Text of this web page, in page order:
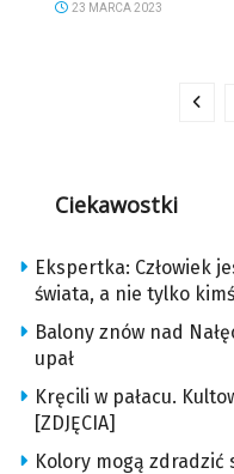
23 MARCA 2023
Ciekawostki
Ekspertka: Człowiek
świata, a nie tylko
Balony znów nad
upał
Kręcili w pałacu.
[ZDJĘCIA]
Kolory mogą zdradzić